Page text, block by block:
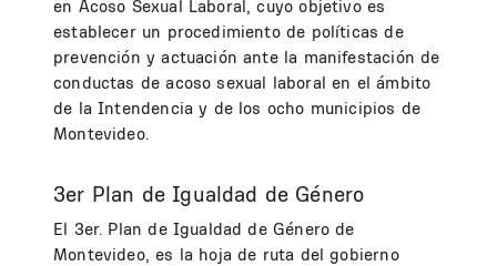
en Acoso Sexual Laboral, cuyo objetivo es
establecer un procedimiento de políticas de
prevención y actuación ante la manifestación de
conductas de acoso sexual laboral en el ámbito
de la Intendencia y de los ocho municipios de
Montevideo.
3er Plan de Igualdad de Género
El 3er. Plan de Igualdad de Género de
Montevideo, es la hoja de ruta del gobierno